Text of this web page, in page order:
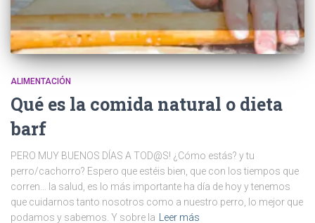
ALIMENTACIÓN
Qué es la comida natural o dieta
barf
PERO MUY BUENOS DÍAS A TOD@S! ¿Cómo estás? y tu
perro/cachorro? Espero que estéis bien, que con los tiempos que
corren… la salud, es lo más importante ha día de hoy y tenemos
que cuidarnos tanto nosotros como a nuestro perro, lo mejor que
podamos y sabemos. Y sobre la
Leer más